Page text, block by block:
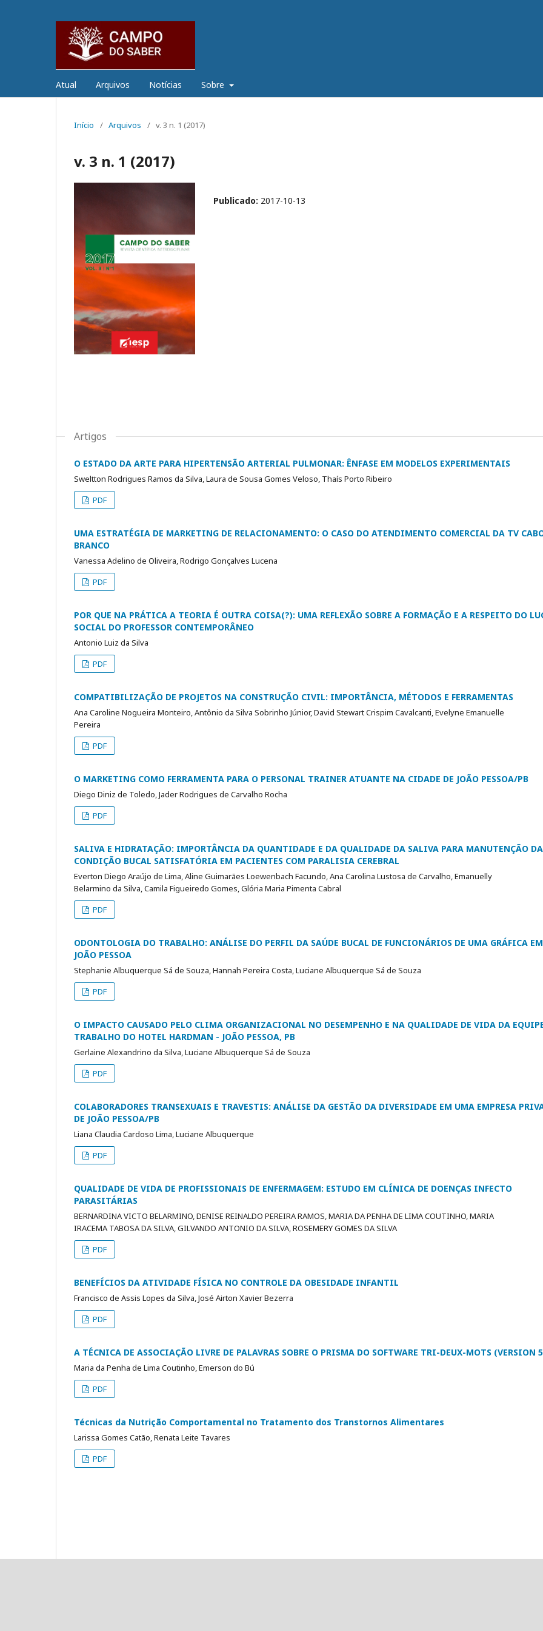
Atual Arquivos Notícias Sobre
Início / Arquivos / v. 3 n. 1 (2017)
v. 3 n. 1 (2017)
Publicado: 2017-10-13
Artigos
O ESTADO DA ARTE PARA HIPERTENSÃO ARTERIAL PULMONAR: ÊNFASE EM MODELOS EXPERIMENTAIS
Sweltton Rodrigues Ramos da Silva, Laura de Sousa Gomes Veloso, Thaís Porto Ribeiro
PDF
UMA ESTRATÉGIA DE MARKETING DE RELACIONAMENTO: O CASO DO ATENDIMENTO COMERCIAL DA TV
BRANCO
Vanessa Adelino de Oliveira, Rodrigo Gonçalves Lucena
PDF
POR QUE NA PRÁTICA A TEORIA É OUTRA COISA(?): UMA REFLEXÃO SOBRE A FORMAÇÃO E A RESPEITO DO
SOCIAL DO PROFESSOR CONTEMPORÂNEO
Antonio Luiz da Silva
PDF
COMPATIBILIZAÇÃO DE PROJETOS NA CONSTRUÇÃO CIVIL: IMPORTÂNCIA, MÉTODOS E FERRAMENTAS
Ana Caroline Nogueira Monteiro, Antônio da Silva Sobrinho Júnior, David Stewart Crispim Cavalcanti, Evelyne Emanuelle
Pereira
PDF
O MARKETING COMO FERRAMENTA PARA O PERSONAL TRAINER ATUANTE NA CIDADE DE JOÃO PESSOA/PB
Diego Diniz de Toledo, Jader Rodrigues de Carvalho Rocha
PDF
SALIVA E HIDRATAÇÃO: IMPORTÂNCIA DA QUANTIDADE E DA QUALIDADE DA SALIVA PARA MANUTENÇÃO DA
CONDIÇÃO BUCAL SATISFATÓRIA EM PACIENTES COM PARALISIA CEREBRAL
Everton Diego Araújo de Lima, Aline Guimarães Loewenbach Facundo, Ana Carolina Lustosa de Carvalho, Emanuelly
Belarmino da Silva, Camila Figueiredo Gomes, Glória Maria Pimenta Cabral
PDF
ODONTOLOGIA DO TRABALHO: ANÁLISE DO PERFIL DA SAÚDE BUCAL DE FUNCIONÁRIOS DE UMA GRÁFICA EM
JOÃO PESSOA
Stephanie Albuquerque Sá de Souza, Hannah Pereira Costa, Luciane Albuquerque Sá de Souza
PDF
O IMPACTO CAUSADO PELO CLIMA ORGANIZACIONAL NO DESEMPENHO E NA QUALIDADE DE VIDA DA
TRABALHO DO HOTEL HARDMAN - JOÃO PESSOA, PB
Gerlaine Alexandrino da Silva, Luciane Albuquerque Sá de Souza
PDF
COLABORADORES TRANSEXUAIS E TRAVESTIS: ANÁLISE DA GESTÃO DA DIVERSIDADE EM UMA EMPRESA
DE JOÃO PESSOA/PB
Liana Claudia Cardoso Lima, Luciane Albuquerque
PDF
QUALIDADE DE VIDA DE PROFISSIONAIS DE ENFERMAGEM: ESTUDO EM CLÍNICA DE DOENÇAS INFECTO
PARASITÁRIAS
BERNARDINA VICTO BELARMINO, DENISE REINALDO PEREIRA RAMOS, MARIA DA PENHA DE LIMA COUTINHO, MARIA
IRACEMA TABOSA DA SILVA, GILVANDO ANTONIO DA SILVA, ROSEMERY GOMES DA SILVA
PDF
BENEFÍCIOS DA ATIVIDADE FÍSICA NO CONTROLE DA OBESIDADE INFANTIL
Francisco de Assis Lopes da Silva, José Airton Xavier Bezerra
PDF
A TÉCNICA DE ASSOCIAÇÃO LIVRE DE PALAVRAS SOBRE O PRISMA DO SOFTWARE TRI-DEUX-MOTS (VERSION
Maria da Penha de Lima Coutinho, Emerson do Bú
PDF
Técnicas da Nutrição Comportamental no Tratamento dos Transtornos Alimentares
Larissa Gomes Catão, Renata Leite Tavares
PDF